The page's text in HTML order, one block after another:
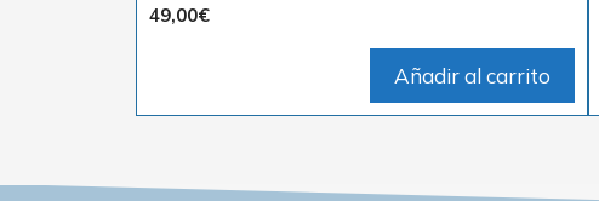
49,00€
Añadir al carrito